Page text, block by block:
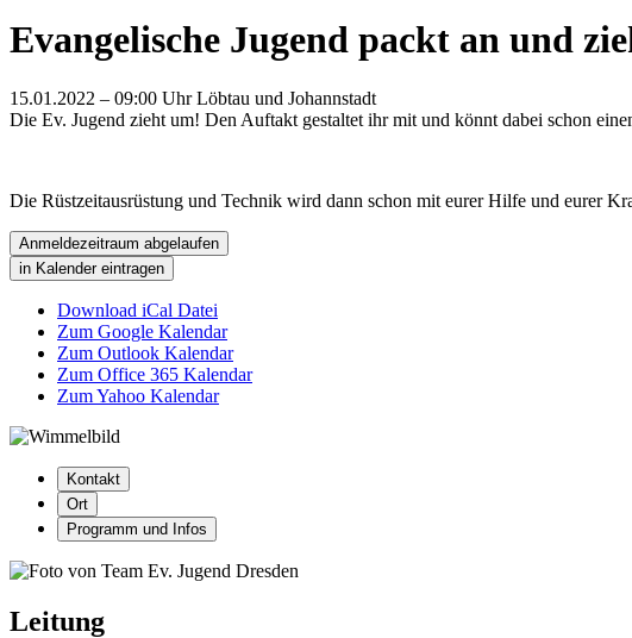
Evangelische Jugend packt an und
15.01.2022 – 09:00 UhrLöbtau und Johannstadt
Die Ev. Jugend zieht um! Den Auftakt gestaltet ihr mit und könnt dabei schon
Die Rüstzeitausrüstung und Technik wird dann schon mit eurer Hilfe und eurer
Anmeldezeitraum abgelaufen
in Kalender eintragen
Download iCal Datei
Zum Google Kalendar
Zum Outlook Kalendar
Zum Office 365 Kalendar
Zum Yahoo Kalendar
Kontakt
Ort
Programm und Infos
Leitung